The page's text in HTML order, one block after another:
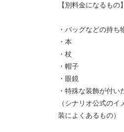
【別料金になるもの】
・バッグなどの持ち
・本
・杖
・帽子
・眼鏡
・特殊な装飾が付い
（シナリオ公式の
装によくあるもの）